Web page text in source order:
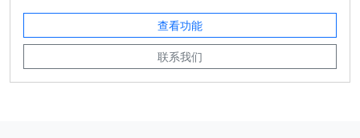
查看功能
联系我们